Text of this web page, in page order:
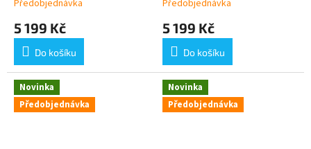
Předobjednávka
5 199 Kč
Do košíku
Předobjednávka
5 199 Kč
Do košíku
Novinka
Předobjednávka
Novinka
Předobjednávka